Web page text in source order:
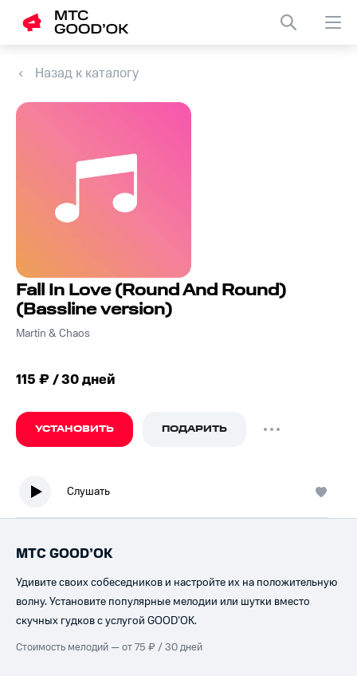
Назад к каталогу
Fall In Love (Round And Round)
(Bassline version)
Martin & Chaos
115 ₽ / 30 дней
УСТАНОВИТЬ ПОДАРИТЬ
Слушать
МТС GOOD’OK
Удивите своих собеседников и настройте их на положительную
волну. Установите популярные мелодии или шутки вместо
скучных гудков с услугой GOOD’OK.
Стоимость мелодий — от 75 ₽ / 30 дней